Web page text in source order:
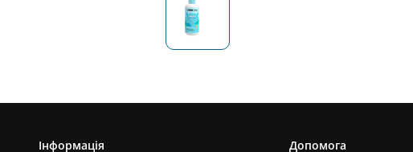
Інформація Допомога